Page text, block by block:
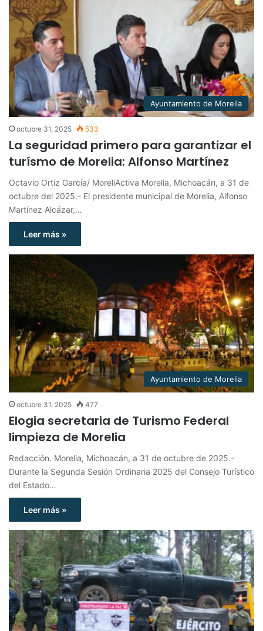
Ayuntamiento de Morelia
octubre 31, 2025 533
La seguridad primero para garantizar el
turísmo de Morelia: Alfonso Martínez
Octavio Ortiz García/ MoreliActiva Morelia, Michoacán, a 31 de
octubre del 2025.- El presidente municipal de Morelia, Alfonso
Martínez Alcázar,…
Leer más »
Ayuntamiento de Morelia
octubre 31, 2025 477
Elogia secretaria de Turismo Federal
limpieza de Morelia
Redacción. Morelia, Michoacán, a 31 de octubre de 2025.-
Durante la Segunda Sesión Ordinaria 2025 del Consejo Turístico
del Estado…
Leer más »